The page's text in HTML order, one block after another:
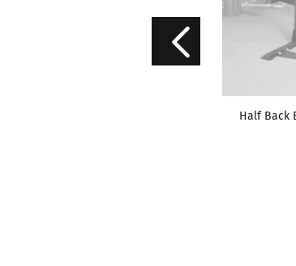
Half Back